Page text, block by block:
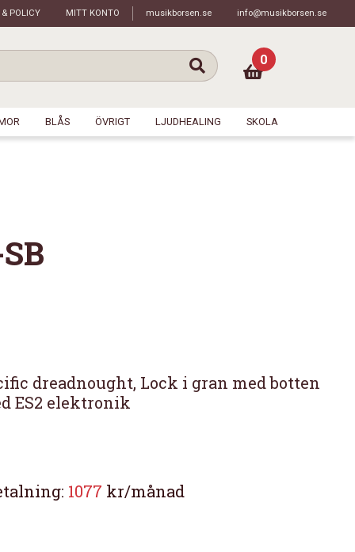
& POLICY MITT KONTO musikborsen.se info@musikborsen.se
0
BLÅS ÖVRIGT LJUDHEALING SKOLA
dreadnought, Lock i gran med botten
ES2 elektronik
1077 kr/månad